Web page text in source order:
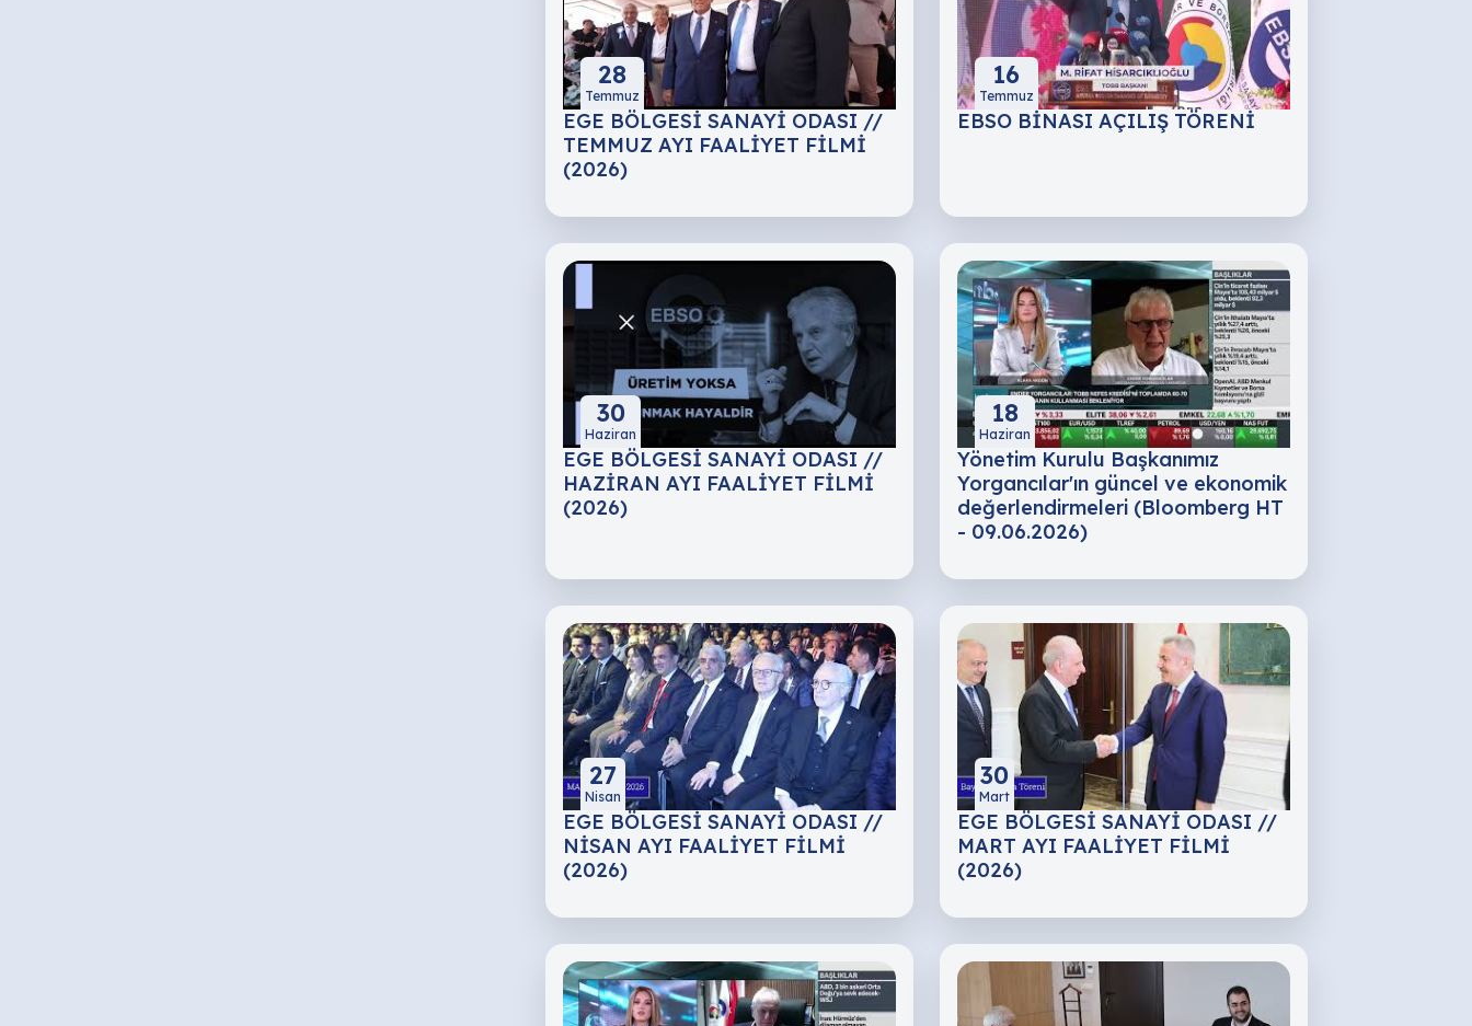
28
Temmuz
EGE BÖLGESİ SANAYİ ODASI //
TEMMUZ AYI FAALİYET FİLMİ
(2026)
16
Temmuz
EBSO BİNASI AÇILIŞ TÖRENİ
30
Haziran
EGE BÖLGESİ SANAYİ ODASI //
HAZİRAN AYI FAALİYET FİLMİ
(2026)
18
Haziran
Yönetim Kurulu Başkanımız
Yorgancılar'ın güncel ve ekonomik
değerlendirmeleri (Bloomberg HT
- 09.06.2026)
27
Nisan
EGE BÖLGESİ SANAYİ ODASI //
NİSAN AYI FAALİYET FİLMİ
(2026)
30
Mart
EGE BÖLGESİ SANAYİ ODASI //
MART AYI FAALİYET FİLMİ
(2026)